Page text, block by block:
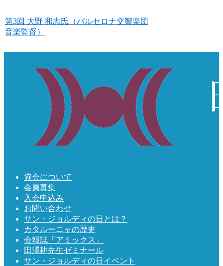
第3回 大野 和志氏（バルセロナ交響楽団
音楽監督）
協会について
会員募集
入会申込み
お問い合わせ
サン・ジョルディの日とは？
カタルーニャの歴史
会報誌「アミックス」
田澤耕先生ゼミナール
サン・ジョルディの日イベント